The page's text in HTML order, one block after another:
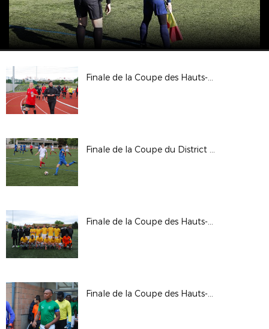
Finale de la Coupe des Hauts-de-Seine Seniors Féminines
Finale de la Coupe du District Seniors
Finale de la Coupe des Hauts-de-Seine Foot Entreprise
Finale de la Coupe des Hauts-de-Seine C.D.M.